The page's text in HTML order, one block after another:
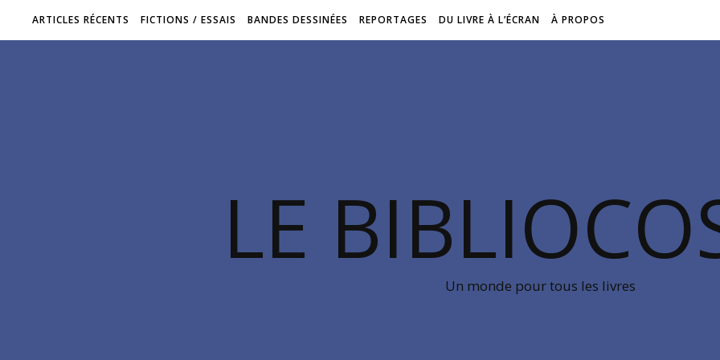
ARTICLES RÉCENTS FICTIONS / ESSAIS BANDES DESSINÉES REPORTAGES DU LIVRE À L’ÉCRAN À PROPOS
LE
Un monde pour tous les livres